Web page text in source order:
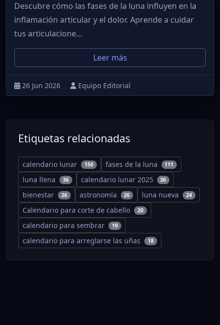
Descubre cómo las fases de la luna influyen en la
inflamación articular y el dolor. Aprende a cuidar
tus articulacione...
Leer más
26 Jun 2026 Equipo Editorial
Etiquetas relacionadas
calendario lunar 150 fases de la luna 111
luna llena 36 calendario lunar 2025 30
bienestar 26 astronomía 26 luna nueva 24
Calendario para corte de cabello 20
calendario para sembrar 19
calendario para arreglarse las uñas 18